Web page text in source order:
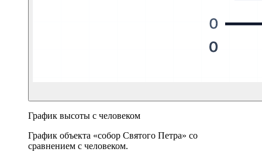
График высоты с человеком
График объекта «собор Святого Петра» со
сравнением с человеком.